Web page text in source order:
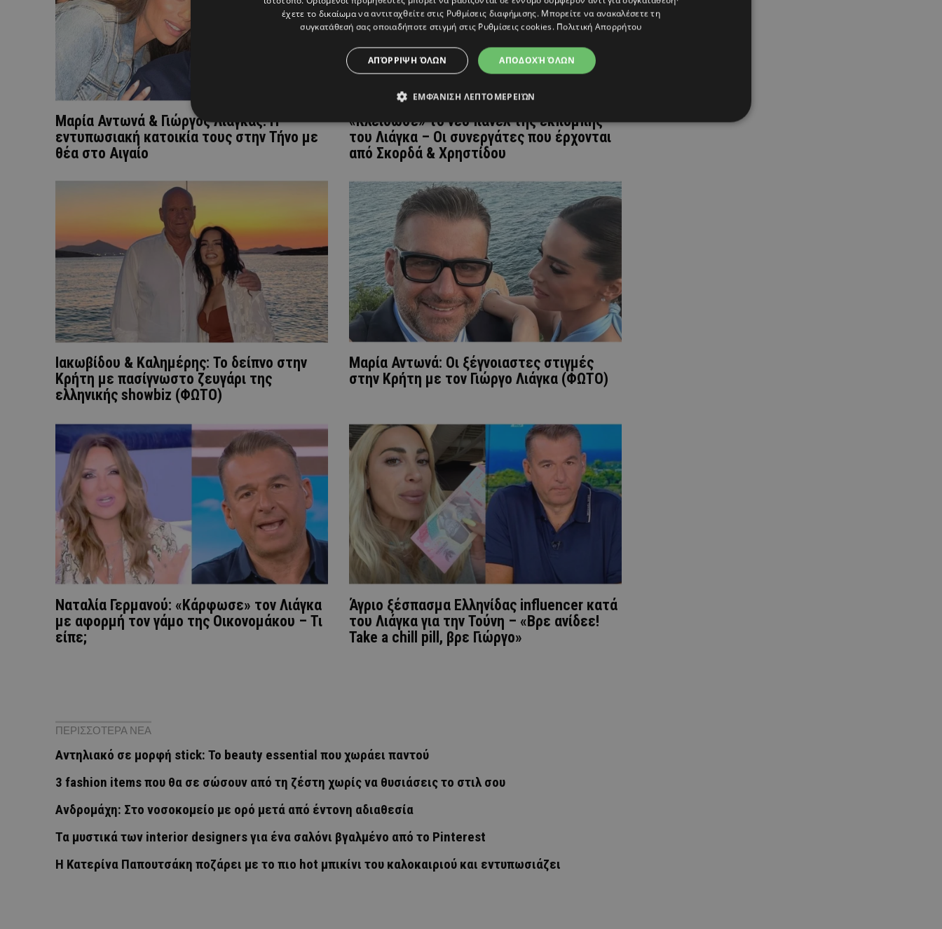
Μαρία Αντωνά & Γιώργος Λιάγκας: Η
εντυπωσιακή κατοικία τους στην Τήνο με
θέα στο Αιγαίο
«Κλείδωσε» το νέο πάνελ της εκπομπής
του Λιάγκα – Οι συνεργάτες που έρχονται
από Σκορδά & Χρηστίδου
Ιακωβίδου & Καλημέρης: To δείπνο στην
Kρήτη με πασίγνωστο ζευγάρι της
ελληνικής showbiz (ΦΩΤΟ)
Μαρία Αντωνά: Οι ξέγνοιαστες στιγμές
στην Κρήτη με τον Γιώργο Λιάγκα (ΦΩΤΟ)
Ναταλία Γερμανού: «Κάρφωσε» τον Λιάγκα
με αφορμή τον γάμο της Οικονομάκου – Τι
είπε;
Άγριο ξέσπασμα Ελληνίδας influencer κατά
του Λιάγκα για την Τούνη – «Βρε ανίδεε!
Take a chill pill, βρε Γιώργο»
ΠΕΡΙΣΣΟΤΕΡΑ ΝΕΑ
Αντηλιακό σε μορφή stick: Το beauty essential που χωράει παντού
3 fashion items που θα σε σώσουν από τη ζέστη χωρίς να θυσιάσεις το στιλ σου
Ανδρομάχη: Στο νοσοκομείο με ορό μετά από έντονη αδιαθεσία
Τα μυστικά των interior designers για ένα σαλόνι βγαλμένο από το Pinterest
Η Κατερίνα Παπουτσάκη ποζάρει με το πιο hot μπικίνι του καλοκαιριού και εντυπωσιάζει
έχετε το δικαίωμα να αντιταχθείτε στις Ρυθμίσεις διαφήμισης. Μπορείτε να ανακαλέσετε τη
συγκατάθεσή σας οποιαδήποτε στιγμή στις Ρυθμίσεις cookies. Πολιτική Απορρήτου
ΑΠΟΔΟΧΉ ΌΛΩΝ
ΑΠΌΡΡΙΨΗ ΌΛΩΝ
ΕΜΦΆΝΙΣΗ ΛΕΠΤΟΜΕΡΕΙΏΝ